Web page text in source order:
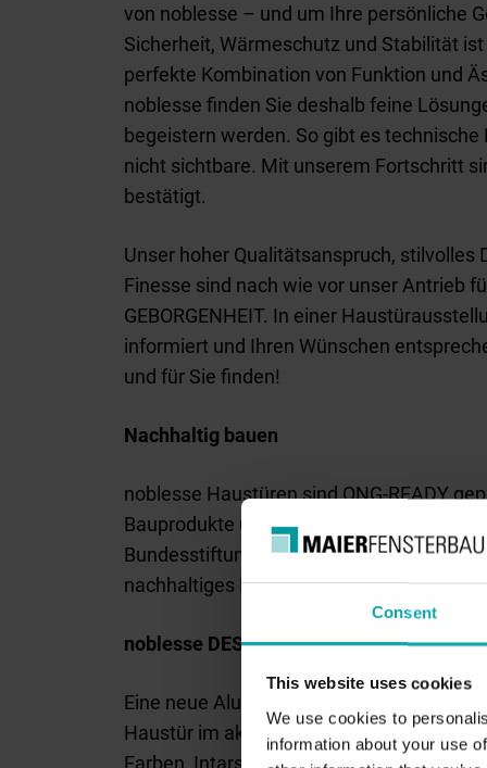
Consent
This website uses cookies
We use cookies to
information about your use
von noblesse – und um Ihre persönliche
Sicherheit, Wärmeschutz und Stabilität
perfekte Kombination von Funktion und
noblesse finden Sie deshalb feine
begeistern werden. So gibt es
nicht sichtbare. Mit unserem Fortschritt
bestätigt.
Unser hoher Qualitätsanspruch,
Finesse sind nach wie vor unser Antrieb
GEBORGENHEIT. In einer
informiert und Ihren Wünschen
und für Sie finden!
Nachhaltig bauen
noblesse Haustüren sind QNG-READY
Bauprodukte untersucht. Die Prüfung
Bundesstiftung Umwelt) und ist
nachhaltiges Bauen).
noblesse DESIGN
Eine neue Aluminium-Haustür mit
Haustür im aktuellen Anthrazit-Trend
Farben, Intarsien, Lisenen, Gläser und